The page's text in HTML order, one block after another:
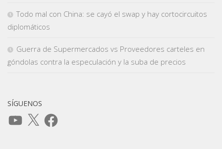
Todo mal con China: se cayó el swap y hay cortocircuitos
diplomáticos
Guerra de Supermercados vs Proveedores carteles en
góndolas contra la especulación y la suba de precios
SÍGUENOS
YouTube
X Facebook